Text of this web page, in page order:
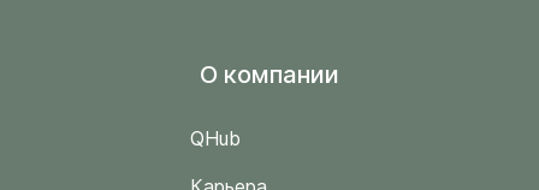
O компании
QHub